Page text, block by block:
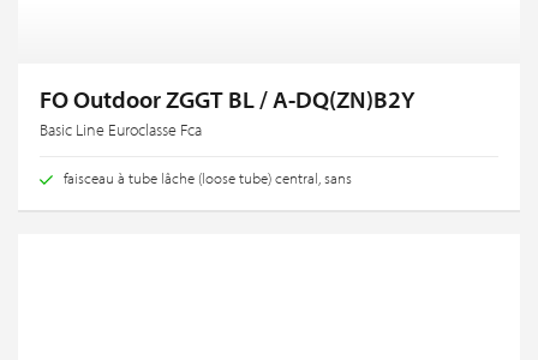
FO Outdoor ZGGT BL / A-DQ(ZN)B2Y
Basic Line Euroclasse Fca
faisceau à tube lâche (loose tube) central, sans